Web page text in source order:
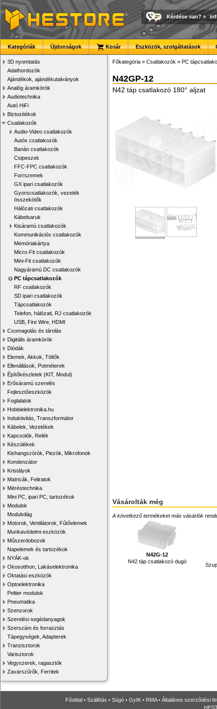
Kérdése van? »
Kategóriák Újdonságok Kosár Eszközök, szolgáltatások
3D nyomtatás
Adathordozók
Ajándékok, ajándékutalványok
Analóg áramkörök
Audiotechnika
Autó HiFi
Biztosítékok
Csatlakozók
Audio-Video csatlakozók
Autós csatlakozók
Banán csatlakozók
Csipeszek
FFC-FPC csatlakozók
Forrszemek
GX ipari csatlakozók
Gyorscsatlakozók, vezeték
összekötők
Hálózati csatlakozók
Kábelsaruk
Kisáramú csatlakozók
Kommunikációs csatlakozók
Memóriakártya
Micro-Fit csatlakozók
Mini-Fit csatlakozók
Nagyáramú DC csatlakozók
PC tápcsatlakozók
RF csatlakozók
SD ipari csatlakozók
Tápcsatlakozók
Telefon, hálózati, RJ csatlakozók
USB, Fire Wire, HDMI
Csomagolás és tárolás
Digitális áramkörök
Diódák
Elemek, Akkuk, Töltők
Ellenállások, Potméterek
Építőkészletek (KIT, Modul)
Erősáramú szerelés
Fejlesztőeszközök
Foglalatok
Hobbielektronika.hu
Induktivitás, Transzformátor
Kábelek, Vezetékek
Kapcsolók, Relék
Készülékek
Kishangszórók, Piezók, Mikrofonok
Kondenzátor
Kristályok
Matricák, Feliratok
Méréstechnika
Mini PC, ipari PC, tartozékok
Modulok
Modulvilág
Motorok, Ventilátorok, Fűtőelemek
Munkavédelmi eszközök
Műszerdobozok
Napelemek és tartozékok
NYÁK-ok
Okosotthon, Lakáselektronika
Oktatási eszközök
Optoelektronika
Peltier modulok
Pneumatika
Szenzorok
Szerelési segédanyagok
Szerszám és forrasztás
Tápegységek, Adapterek
Tranzisztorok
Varisztorok
Vegyszerek, ragasztók
Zavarszűrők, Ferritek
Főkategória » Csatlakozók » PC
N42GP-12
N42 táp csatlakozó 180° aljzat
Vásárolták még
A következő termékeket más vásárlók
N42G-12
N42 táp csatlakozó dugó
Főoldal • Szállítás • Súgó • GyIK • RMA• Általános szerződési